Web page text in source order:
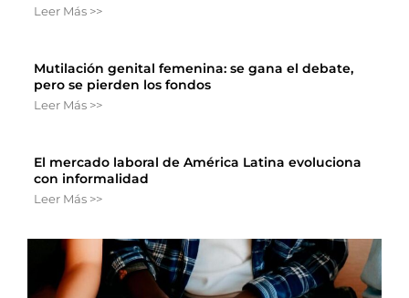
Leer Más >>
Mutilación genital femenina: se gana el debate,
pero se pierden los fondos
Leer Más >>
El mercado laboral de América Latina evoluciona
con informalidad
Leer Más >>